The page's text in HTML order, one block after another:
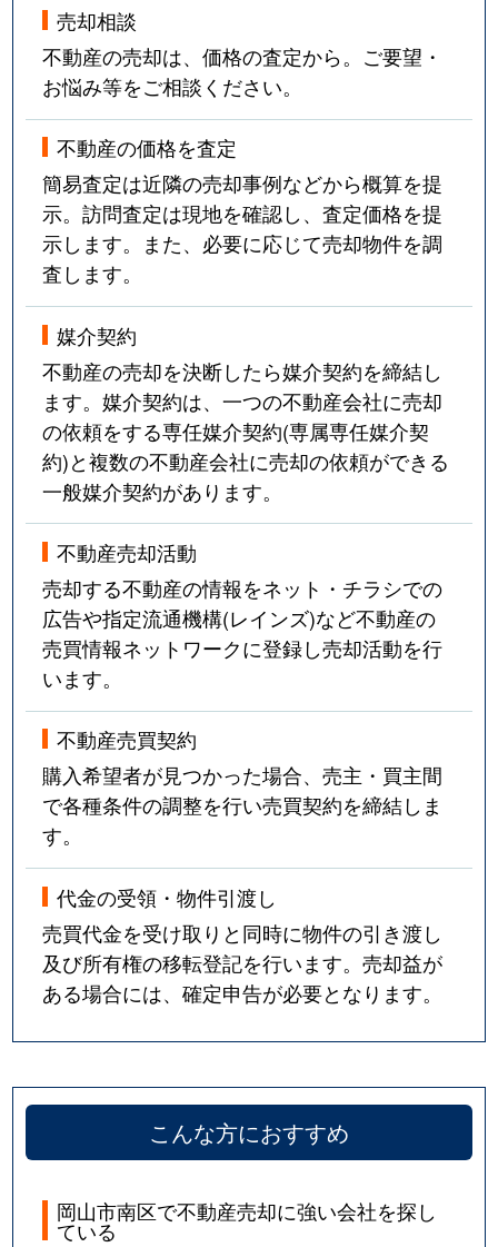
売却相談
不動産の売却は、価格の査定から。ご要望・
お悩み等をご相談ください。
不動産の価格を査定
簡易査定は近隣の売却事例などから概算を提
示。訪問査定は現地を確認し、査定価格を提
示します。また、必要に応じて売却物件を調
査します。
媒介契約
不動産の売却を決断したら媒介契約を締結し
ます。媒介契約は、一つの不動産会社に売却
の依頼をする専任媒介契約(専属専任媒介契
約)と複数の不動産会社に売却の依頼ができる
一般媒介契約があります。
不動産売却活動
売却する不動産の情報をネット・チラシでの
広告や指定流通機構(レインズ)など不動産の
売買情報ネットワークに登録し売却活動を行
います。
不動産売買契約
購入希望者が見つかった場合、売主・買主間
で各種条件の調整を行い売買契約を締結しま
す。
代金の受領・物件引渡し
売買代金を受け取りと同時に物件の引き渡し
及び所有権の移転登記を行います。売却益が
ある場合には、確定申告が必要となります。
こんな方におすすめ
岡山市南区で不動産売却に強い会社を探し
ている